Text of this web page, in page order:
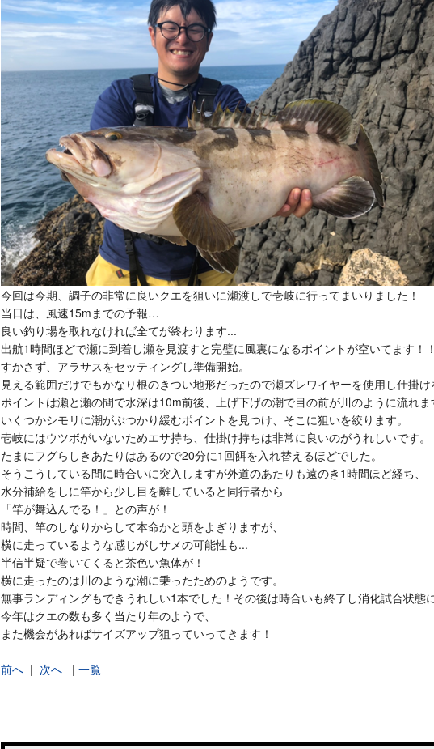
今回は今期、調子の非常に良いクエを狙いに瀬渡しで壱岐に行ってまいりました！
当日は、風速15mまでの予報…
良い釣り場を取れなければ全てが終わります...
出航1時間ほどで瀬に到着し瀬を見渡すと完璧に風裏になるポイントが空いてます！！
すかさず、アラサスをセッティングし準備開始。
見える範囲だけでもかなり根のきつい地形だったので瀬ズレワイヤーを使用し仕掛け
ポイントは瀬と瀬の間で水深は10m前後、上げ下げの潮で目の前が川のように流れま
いくつかシモリに潮がぶつかり緩むポイントを見つけ、そこに狙いを絞ります。
壱岐にはウツボがいないためエサ持ち、仕掛け持ちは非常に良いのがうれしいです。
たまにフグらしきあたりはあるので20分に1回餌を入れ替えるほどでした。
そうこうしている間に時合いに突入しますが外道のあたりも遠のき1時間ほど経ち、
水分補給をしに竿から少し目を離していると同行者から
「竿が舞込んでる！」との声が！
時間、竿のしなりからして本命かと頭をよぎりますが、
横に走っているような感じがしサメの可能性も...
半信半疑で巻いてくると茶色い魚体が！
横に走ったのは川のような潮に乗ったためのようです。
無事ランディングもできうれしい1本でした！その後は時合いも終了し消化試合状態
今年はクエの数も多く当たり年のようで、
また機会があればサイズアップ狙っていってきます！
前へ | 次へ | 一覧